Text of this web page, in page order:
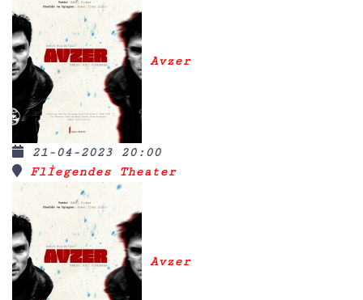
Avzer
21-04-2023 20:00
Fliegendes Theater
Avzer